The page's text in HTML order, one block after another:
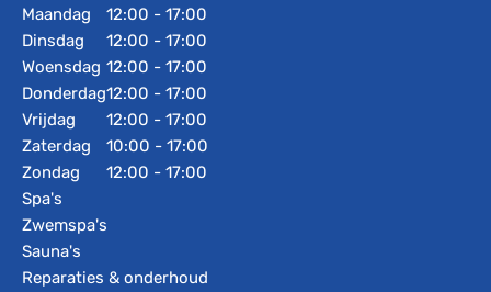
Maandag
Dinsdag
Woensdag
Donderdag
Vrijdag
Zaterdag
Zondag
12:00 - 17:00
12:00 - 17:00
12:00 - 17:00
12:00 - 17:00
12:00 - 17:00
10:00 - 17:00
12:00 - 17:00
Spa's
Zwemspa's
Sauna's
Reparaties & onderhoud